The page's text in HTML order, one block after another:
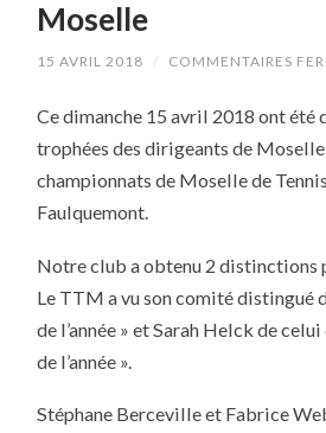
Moselle
15 AVRIL 2018 / COMMENTAIRES
Ce dimanche 15 avril 2018 ont été
trophées des dirigeants de
championnats de Moselle de
Faulquemont.
Notre club a obtenu 2 distinctions
Le TTM a vu son comité distingué
de l’année » et Sarah Helck de
de l’année ».
Stéphane Berceville et Fabrice